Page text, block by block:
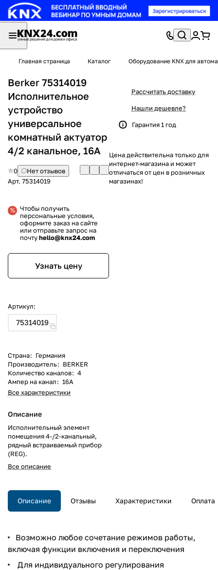
Главная страница Каталог Оборудование KNX для
Berker 75314019
Исполнительное
устройство
универсальное
комнатный актуатор
4/2 канальное, 16А
0
Нет отзывов
Арт. 75314019
Чтобы получить
персональные условия,
оформите заказ на сайте
или отправьте запрос на
почтуhello@knx24.com
Узнать цену
Артикул:
75314019
Страна: Германия
Производитель: BERKER
Количество каналов: 4
Ампер на канал: 16А
Все характеристики
Описание
Исполнительный элемент
помещения 4-/2-канальный,
рядный встраиваемый прибор
(REG).
Все описание
Рассчитать доставку
Нашли дешевле?
Гарантия 1 год
Цена действительна только для
интернет-магазина и может
отличаться от цен в розничных
магазинах!
Описание Отзывы Характеристики Оплата
Возможно любое сочетание режимов работы,
включая функции включения и переключения
Для индивидуального регулирования